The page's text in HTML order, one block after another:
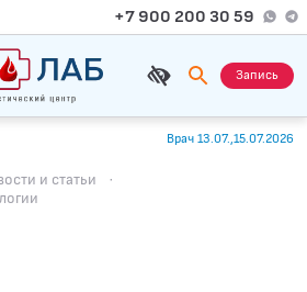
+7 900 200 30 59
Запись
Врач 13.07.,15.07.2026
и статьи
·